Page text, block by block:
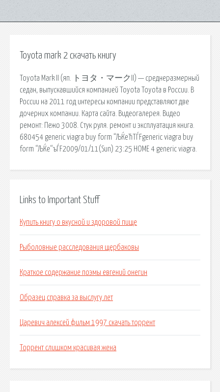
Toyota mark 2 скачать книгу
Toyota Mark II (яп. トヨタ・マークII) — среднеразмерный
седан, выпускавшийся компанией Toyota Toyota в России. В
России на 2011 год интересы компании представляют две
дочерних компании. Карта сайта. Видеогалерея. Видео
ремонт: Пежо 3008. Стук руля. ремонт и эксплуатация книга.
680454 generic viagra buy form “ЉЌeЋТЃFgeneric viagra buy
form “ЉЌe“ъЃF2009/01/11(Sun) 23:25 HOME 4 generic viagra.
Links to Important Stuff
Купить книгу о вкусной и здоровой пище
Рыболовные расследования щербаковы
Краткое содержание поэмы евгений онегин
Образец справка за выслугу лет
Царевич алексей фильм 1997 скачать торрент
Торрент слишком красивая жена